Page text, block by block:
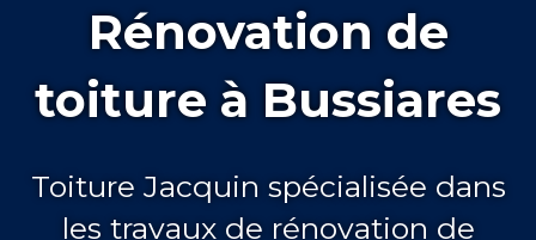
Rénovation de
toiture à Bussiares
Toiture Jacquin spécialisée dans
les travaux de rénovation de